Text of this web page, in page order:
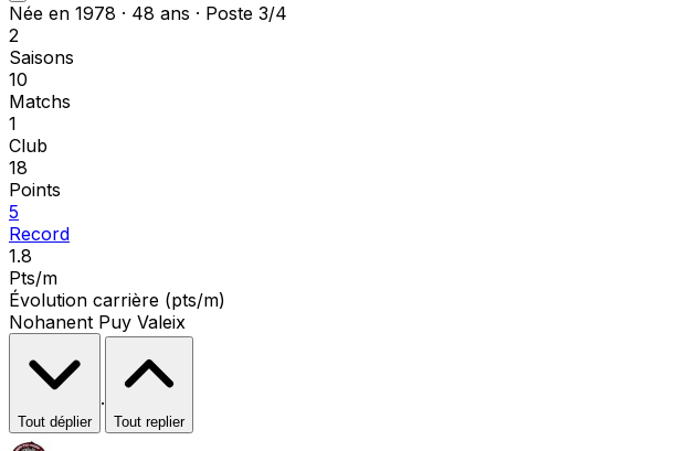
Née en 1978 · 48 ans · Poste 3/4
2
Saisons
10
Matchs
1
Club
18
Points
5
Record
1.8
Pts/m
Évolution carrière (pts/m)
Nohanent Puy Valeix
Tout déplier
·
Tout replier